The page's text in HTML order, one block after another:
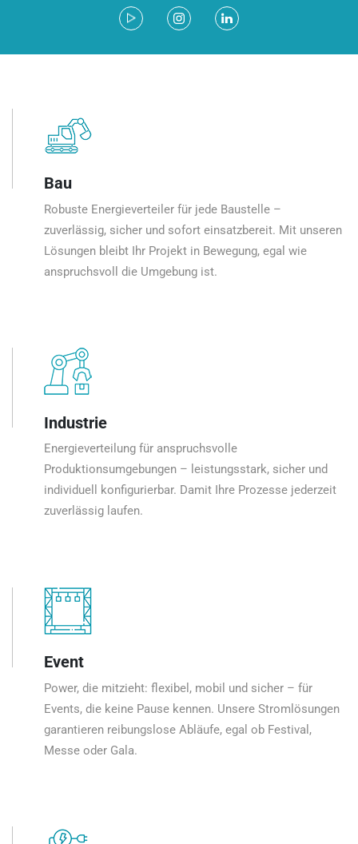
Bau
Robuste Energieverteiler für jede Baustelle –
zuverlässig, sicher und sofort einsatzbereit. Mit unseren
Lösungen bleibt Ihr Projekt in Bewegung, egal wie
anspruchsvoll die Umgebung ist.
Industrie
Energieverteilung für anspruchsvolle
Produktionsumgebungen – leistungsstark, sicher und
individuell konfigurierbar. Damit Ihre Prozesse jederzeit
zuverlässig laufen.
Event
Power, die mitzieht: flexibel, mobil und sicher – für
Events, die keine Pause kennen. Unsere Stromlösungen
garantieren reibungslose Abläufe, egal ob Festival,
Messe oder Gala.